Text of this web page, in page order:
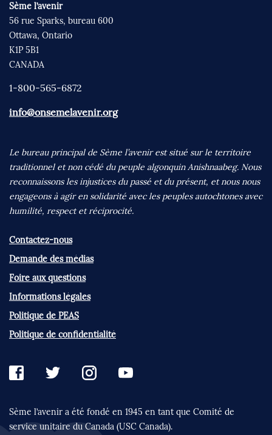
Sème l’avenir
56 rue Sparks, bureau 600
Ottawa, Ontario
K1P 5B1
CANADA
1-800-565-6872
info@onsemelavenir.org
Le bureau principal de Sème l’avenir est situé sur le territoire
traditionnel et non cédé du peuple algonquin Anishnaabeg. Nous
reconnaissons les injustices du passé et du présent, et nous nous
engageons à agir en solidarité avec les peuples autochtones avec
humilité, respect et réciprocité.
Contactez-nous
Demande des médias
Foire aux questions
Informations légales
Politique de PEAS
Politique de confidentialité
Sème l’avenir a été fondé en 1945 en tant que Comité de
service unitaire du Canada (USC Canada).